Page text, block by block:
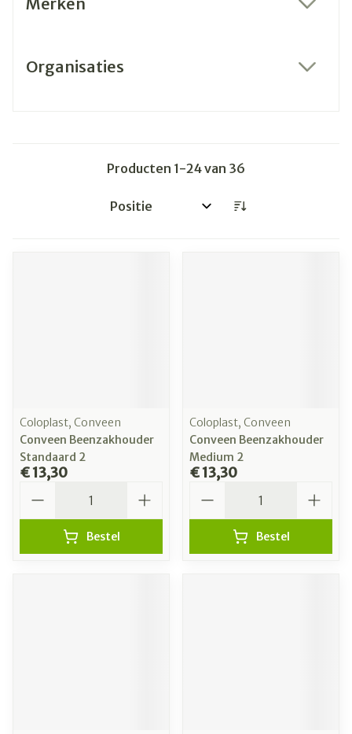
Organisaties
Producten 1-24van 36
Sorteer op:
Coloplast, Conveen
Conveen Beenzakhouder
Standaard 2
€ 13,30
Bestel
Coloplast, Conveen
Conveen Beenzakhouder
Medium 2
€ 13,30
Bestel